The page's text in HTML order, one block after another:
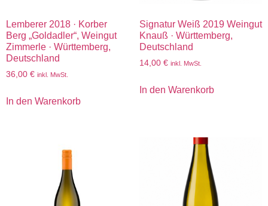
Lemberer 2018 · Korber
Berg „Goldadler“, Weingut
Zimmerle · Württemberg,
Deutschland
36,00 € inkl. MwSt.
In den Warenkorb
Signatur Weiß 2019 Weingut
Knauß · Württemberg,
Deutschland
14,00 € inkl. MwSt.
In den Warenkorb